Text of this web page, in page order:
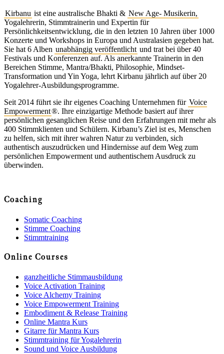
Kirbanu ist eine australische Bhakti & New Age- Musikerin,
Yogalehrerin, Stimmtrainerin und Expertin für
Persönlichkeitsentwicklung, die in den letzten 10 Jahren über 1000
Konzerte und Workshops in Europa und Australasien gegeben hat.
Sie hat 6 Alben unabhängig veröffentlicht und trat bei über 40
Festivals und Konferenzen auf. Als anerkannte Trainerin in den
Bereichen Stimme, Mantra/Bhakti, Philosophie, Mindset-
Transformation und Yin Yoga, lehrt Kirbanu jährlich auf über 20
Yogalehrer-Ausbildungsprogramme.
Seit 2014 führt sie ihr eigenes Coaching Unternehmen für Voice
Empowerment®. Ihre einzigartige Methode basiert auf ihrer
persönlichen gesanglichen Reise und den Erfahrungen mit mehr als
400 Stimmklienten und Schülern. Kirbanu’s Ziel ist es, Menschen
zu helfen, sich mit ihrer wahren Natur zu verbinden, sich
authentisch auszudrücken und Hindernisse auf dem Weg zum
persönlichen Empowerment und authentischem Ausdruck zu
überwinden.
Coaching
Somatic Coaching
Stimme Coaching
Stimmtraining
Online Courses
ganzheitliche Stimmausbildung
Voice Activation Training
Voice Alchemy Training
Voice Empowerment Training
Embodiment & Release Training
Online Mantra Kurs
Gitarre für Mantra Kurs
Stimmtraining für Yogalehrerin
Sound und Voice Ausbildung